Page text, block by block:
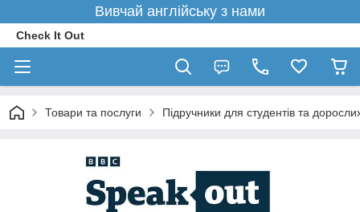
Вивчай англійську з нами
Check It Out
Товари та послуги Підручники для студентів та